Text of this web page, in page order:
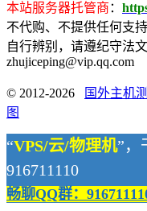
本站服务器托管商 ：
不代购、不提供任何支
自行辨别，请遵纪守法
zhujiceping@vip.qq.com
© 2012-2026 国外主机
图
“VPS/云/物理机”，
916711110
畅聊QQ群：